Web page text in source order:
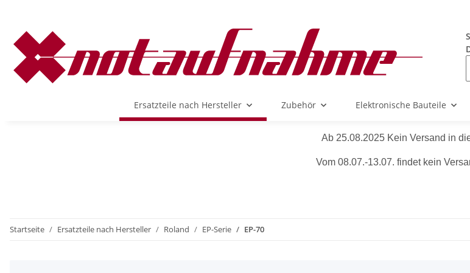
Ersatzteile nach Hersteller Zubehör Elektronische Bauteile
Ab 25.08.2025 Kein Versand in
Vom 08.07.-13.07. findet kein
Startseite Ersatzteile nach Hersteller Roland EP-Serie EP-70